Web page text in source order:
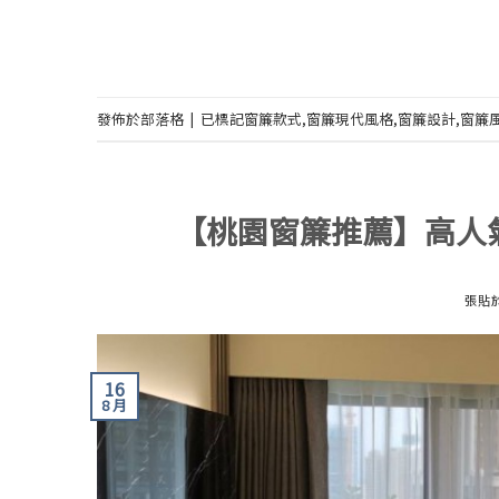
發佈於部落格 | 已標記窗簾款式,窗簾現代風格,窗簾設計,窗簾
【桃園窗簾推薦】高
張貼
16
8 月